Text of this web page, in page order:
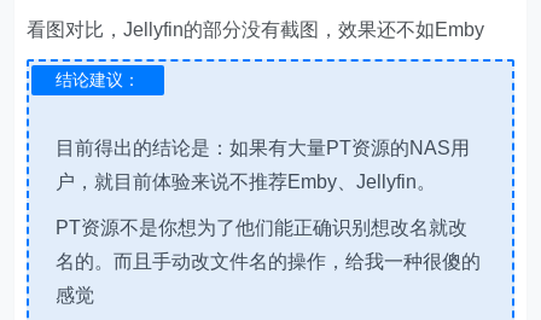
看图对比，Jellyfin的部分没有截图，效果还不如Emby
结论建议：
目前得出的结论是：如果有大量PT资源的NAS用
户，就目前体验来说不推荐Emby、Jellyfin。
PT资源不是你想为了他们能正确识别想改名就改
名的。而且手动改文件名的操作，给我一种很傻的
感觉